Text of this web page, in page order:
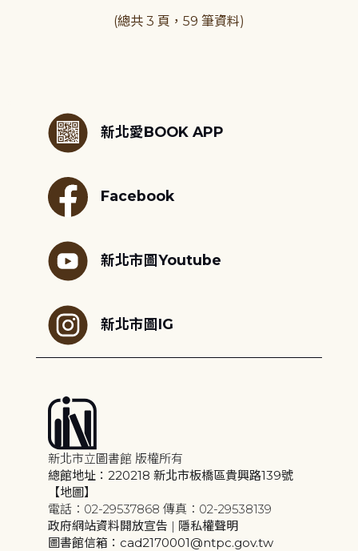
(總共 3 頁，59 筆資料)
新北愛BOOK APP
Facebook
新北市圖Youtube
新北市圖IG
新北市立圖書館 版權所有
總館地址：220218 新北市板橋區貴興路139號
【地圖】
電話：02-29537868 傳真：02-29538139
政府網站資料開放宣告 | 隱私權聲明
圖書館信箱：cad2170001@ntpc.gov.tw